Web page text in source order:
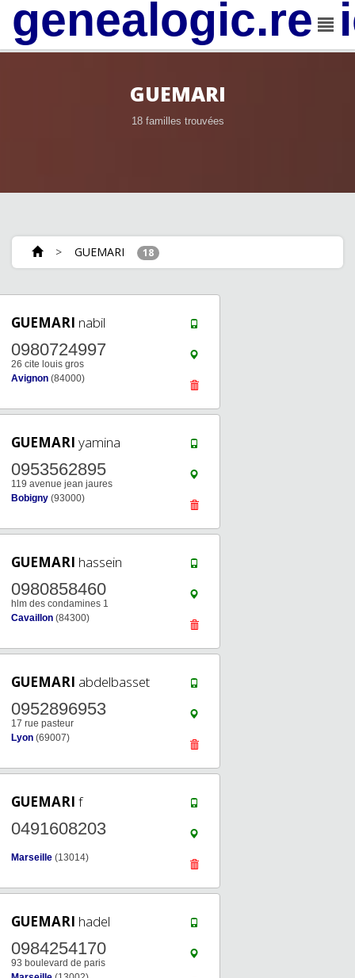
GUEMARI
18 familles trouvées
> GUEMARI 18
GUEMARI nabil
0980724997
26 cite louis gros
Avignon (84000)
GUEMARI yamina
0953562895
119 avenue jean jaures
Bobigny (93000)
GUEMARI hassein
0980858460
hlm des condamines 1
Cavaillon (84300)
GUEMARI abdelbasset
0952896953
17 rue pasteur
Lyon (69007)
GUEMARI f
0491608203
Marseille (13014)
GUEMARI hadel
0984254170
93 boulevard de paris